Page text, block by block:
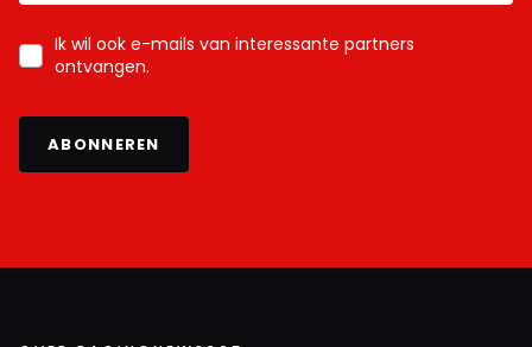
Ik wil ook e-mails van interessante partners
ontvangen.
ABONNEREN